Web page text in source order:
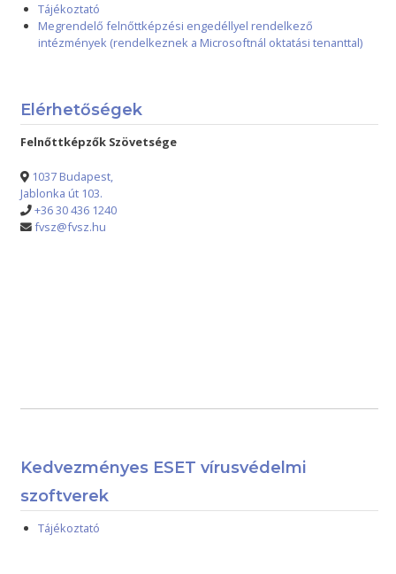
Tájékoztató
Megrendelő felnőttképzési engedéllyel rendelkező
intézmények (rendelkeznek a Microsoftnál oktatási tenanttal)
Elérhetőségek
Felnőttképzők Szövetsége
1037 Budapest,
Jablonka út 103.
+36 30 436 1240
fvsz@fvsz.hu
Kedvezményes ESET vírusvédelmi
szoftverek
Tájékoztató